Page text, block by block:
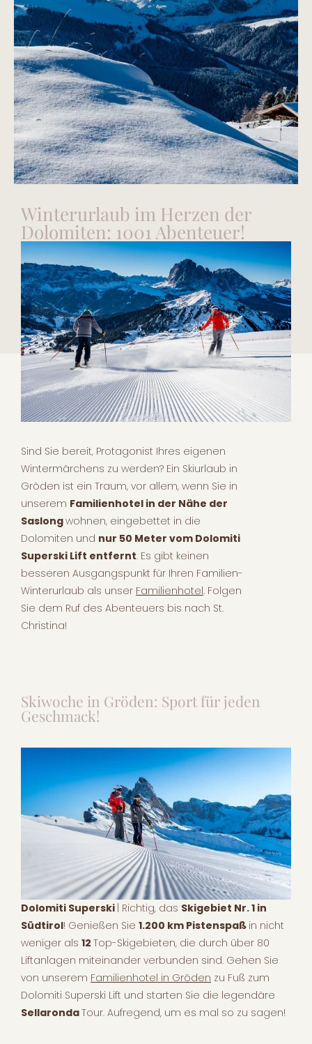
Winterurlaub im Herzen der
Dolomiten: 1001 Abenteuer!
Sind Sie bereit, Protagonist Ihres eigenen
Wintermärchens zu werden? Ein Skiurlaub in
Gröden ist ein Traum, vor allem, wenn Sie in
unserem Familienhotel in der Nähe der
Saslongwohnen, eingebettet in die
Dolomiten und nur 50 Meter vom Dolomiti
Superski Lift entfernt. Es gibt keinen
besseren Ausgangspunkt für Ihren Familien-
Winterurlaub als unser Familienhotel. Folgen
Sie dem Ruf des Abenteuers bis nach St.
Christina!
Skiwoche in Gröden: Sport für jeden
Geschmack!
Dolomiti Superski | Richtig, das Skigebiet Nr. 1 in
Südtirol! Genießen Sie 1.200 km Pistenspaß in nicht
weniger als 12 Top-Skigebieten, die durch über 80
Liftanlagen miteinander verbunden sind. Gehen Sie
von unserem Familienhotel in Gröden zu Fuß zum
Dolomiti Superski Lift und starten Sie die legendäre
SellarondaTour. Aufregend, um es mal so zu sagen!